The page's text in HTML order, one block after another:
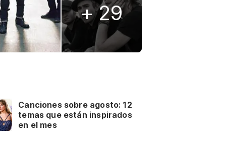
+ 29
Canciones sobre agosto: 12
temas que están inspirados
en el mes